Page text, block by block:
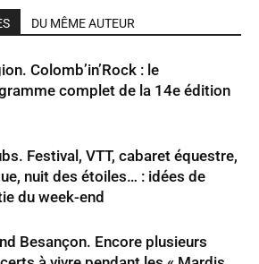
DU MÊME AUTEUR
Colomb’in’Rock : le
complet de la 14e édition
Festival, VTT, cabaret équestre,
nuit des étoiles… : idées de
du week-end
Besançon. Encore plusieurs